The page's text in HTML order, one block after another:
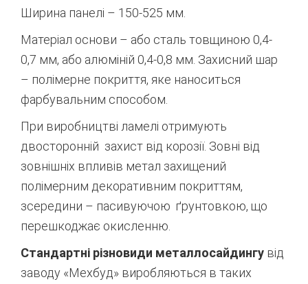
Ширина панелі – 150-525 мм.
Матеріал основи – або сталь товщиною 0,4-
0,7 мм, або алюміній 0,4-0,8 мм. Захисний шар
– полімерне покриття, яке наноситься
фарбувальним способом.
При виробництві ламелі отримують
двосторонній захист від корозії. Зовні від
зовнішніх впливів метал захищений
полімерним декоративним покриттям,
зсередини – пасивуючою ґрунтовкою, що
перешкоджає окисленню.
Стандартні різновиди металлосайдингу від
заводу «Мехбуд» виробляються в таких